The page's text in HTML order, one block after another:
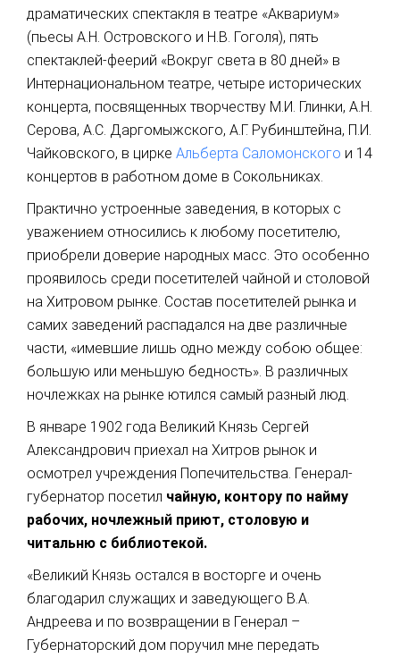
драматических спектакля в театре «Аквариум»
(пьесы А.Н. Островского и Н.В. Гоголя), пять
спектаклей-феерий «Вокруг света в 80 дней» в
Интернациональном театре, четыре исторических
концерта, посвященных творчеству М.И. Глинки, А.Н.
Серова, А.С. Даргомыжского, А.Г. Рубинштейна, П.И.
Чайковского, в цирке Альберта Саломонского и 14
концертов в работном доме в Сокольниках.
Практично устроенные заведения, в которых с
уважением относились к любому посетителю,
приобрели доверие народных масс. Это особенно
проявилось среди посетителей чайной и столовой
на Хитровом рынке. Состав посетителей рынка и
самих заведений распадался на две различные
части, «имевшие лишь одно между собою общее:
большую или меньшую бедность». В различных
ночлежках на рынке ютился самый разный люд.
В январе 1902 года Великий Князь Сергей
Александрович приехал на Хитров рынок и
осмотрел учреждения Попечительства. Генерал-
губернатор посетил чайную, контору по найму
рабочих, ночлежный приют, столовую и
читальню с библиотекой.
«Великий Князь остался в восторге и очень
благодарил служащих и заведующего В.А.
Андреева и по возвращении в Генерал –
Губернаторский дом поручил мне передать